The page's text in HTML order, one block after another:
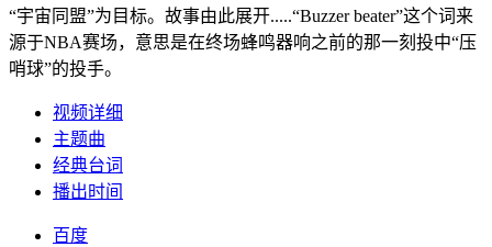
“宇宙同盟”为目标。故事由此展开.....“Buzzer beater”这个词来
源于NBA赛场，意思是在终场蜂鸣器响之前的那一刻投中“压
哨球”的投手。
视频详细
主题曲
经典台词
播出时间
百度